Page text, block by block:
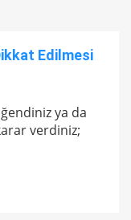
Edilmesi
ya da
verdiniz;